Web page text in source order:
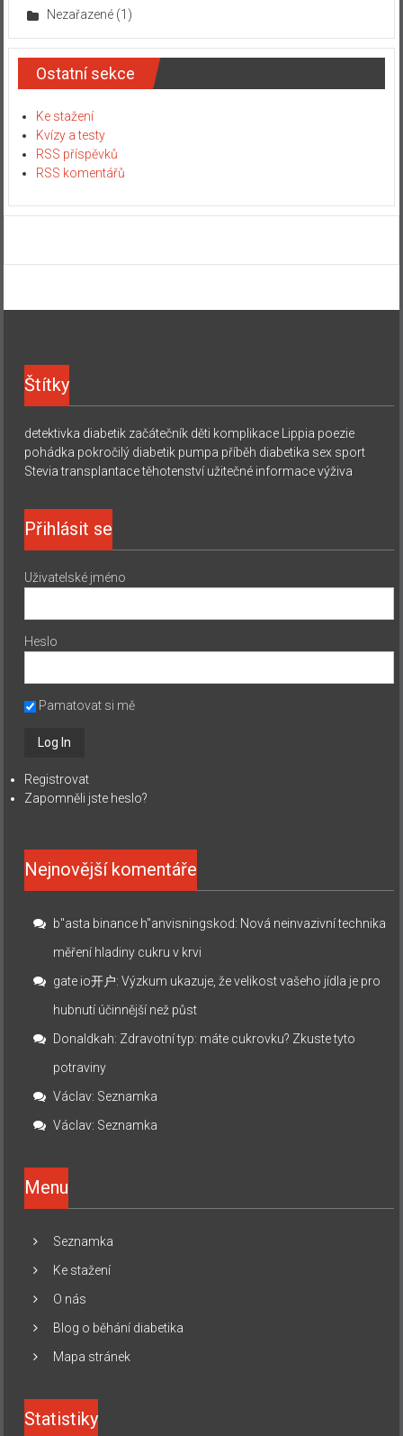
Nezařazené(1)
Ostatní sekce
Ke stažení
Kvízy a testy
RSS příspěvků
RSS komentářů
Štítky
detektivka diabetik začátečník děti komplikace Lippia poezie
pohádka pokročilý diabetik pumpa příběh diabetika sex sport
Stevia transplantace těhotenství užitečné informace výživa
Přihlásit se
Uživatelské jméno
Heslo
Pamatovat si mě
Registrovat
Zapomněli jste heslo?
Nejnovější komentáře
b"asta binance h"anvisningskod: Nová neinvazivní technika
měření hladiny cukru v krvi
gate io开户:Výzkum ukazuje, že velikost vašeho jídla je pro
hubnutí účinnější než půst
Donaldkah: Zdravotní typ: máte cukrovku? Zkuste tyto
potraviny
Václav: Seznamka
Václav: Seznamka
Menu
Seznamka
Ke stažení
O nás
Blog o běhání diabetika
Mapa stránek
Statistiky